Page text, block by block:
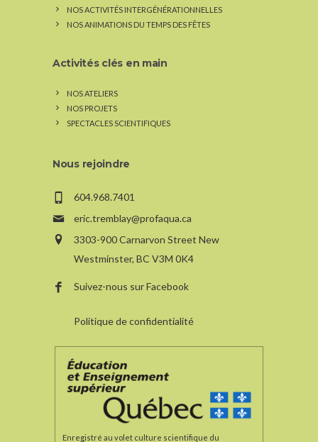
NOS ACTIVITÉS INTERGÉNÉRATIONNELLES
NOS ANIMATIONS DU TEMPS DES FÊTES
Activités clés en main
NOS ATELIERS
NOS PROJETS
SPECTACLES SCIENTIFIQUES
Nous rejoindre
604.968.7401
eric.tremblay@profaqua.ca
3303-900 Carnarvon Street New
Westminster, BC V3M 0K4
Suivez-nous sur Facebook
Politique de confidentialité
Enregistré au volet culture scientifique du